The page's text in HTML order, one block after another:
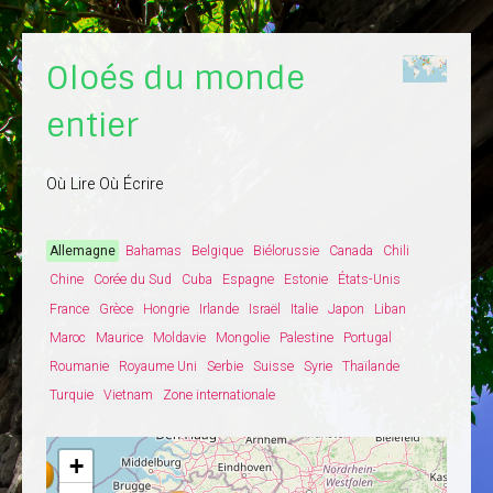
Oloés du monde
entier
Où Lire Où Écrire
Allemagne Bahamas Belgique Biélorussie Canada
Chili
Chine
Corée du Sud Cuba Espagne Estonie
États-Unis
France
Grèce Hongrie Irlande Israël Italie Japon
Liban
Maroc
Maurice Moldavie Mongolie Palestine
Portugal
Roumanie
Royaume Uni Serbie Suisse Syrie
Thaïlande
Turquie
Vietnam Zone internationale
+